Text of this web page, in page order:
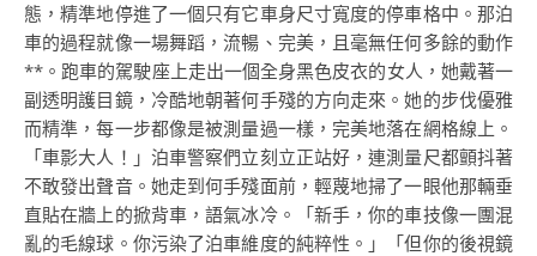
態，精準地停進了一個只有它車身尺寸寬度的停車格中。那泊
車的過程就像一場舞蹈，流暢、完美，且毫無任何多餘的動作
**。跑車的駕駛座上走出一個全身黑色皮衣的女人，她戴著一
副透明護目鏡，冷酷地朝著何手殘的方向走來。她的步伐優雅
而精準，每一步都像是被測量過一樣，完美地落在網格線上。
「車影大人！」泊車警察們立刻立正站好，連測量尺都顫抖著
不敢發出聲音。她走到何手殘面前，輕蔑地掃了一眼他那輛垂
直貼在牆上的掀背車，語氣冰冷。「新手，你的車技像一團混
亂的毛線球。你污染了泊車維度的純粹性。」「但你的後視鏡